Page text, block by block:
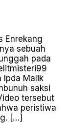
Enrekang
sebuah
pada
Ipda Malik
saksi
tersebut
peristiwa
[…]